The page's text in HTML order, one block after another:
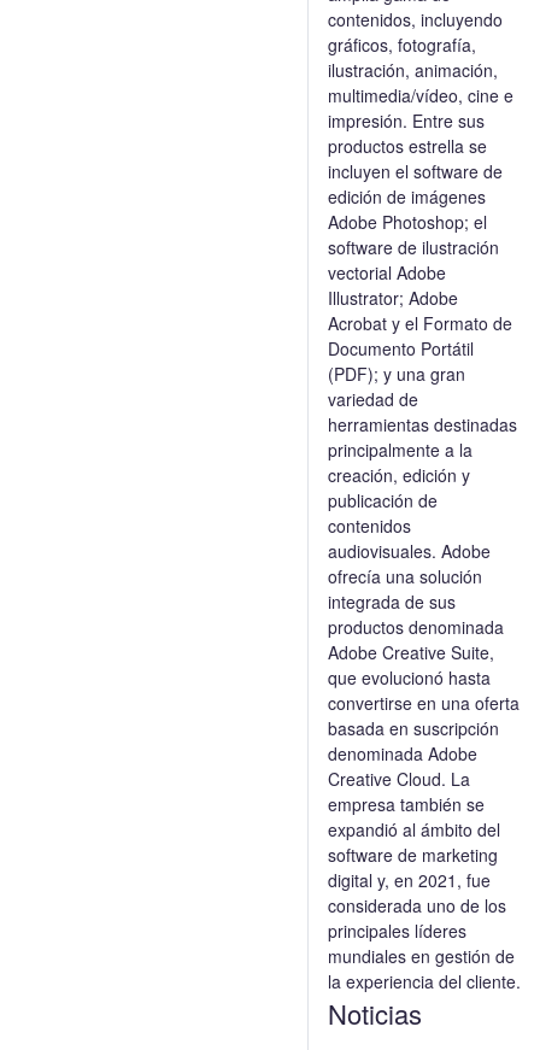
contenidos, incluyendo
gráficos, fotografía,
ilustración, animación,
multimedia/vídeo, cine e
impresión. Entre sus
productos estrella se
incluyen el software de
edición de imágenes
Adobe Photoshop; el
software de ilustración
vectorial Adobe
Illustrator; Adobe
Acrobat y el Formato de
Documento Portátil
(PDF); y una gran
variedad de
herramientas destinadas
principalmente a la
creación, edición y
publicación de
contenidos
audiovisuales. Adobe
ofrecía una solución
integrada de sus
productos denominada
Adobe Creative Suite,
que evolucionó hasta
convertirse en una oferta
basada en suscripción
denominada Adobe
Creative Cloud. La
empresa también se
expandió al ámbito del
software de marketing
digital y, en 2021, fue
considerada uno de los
principales líderes
mundiales en gestión de
la experiencia del cliente.
Noticias